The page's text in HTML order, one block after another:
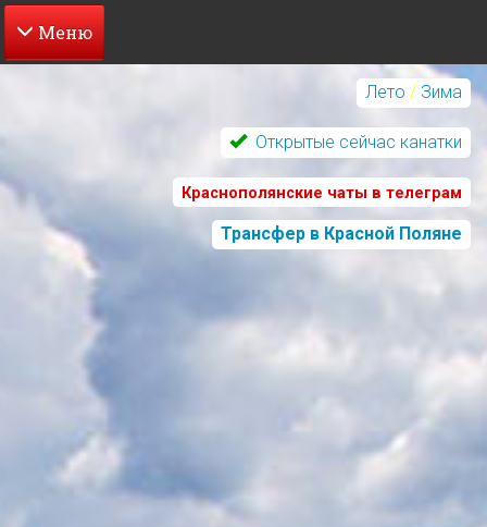
Перейти
содержанию
Лето / Зима
Открытые сейчас канатки
Краснополянские чаты в телеграм
Трансфер в Красной Поляне